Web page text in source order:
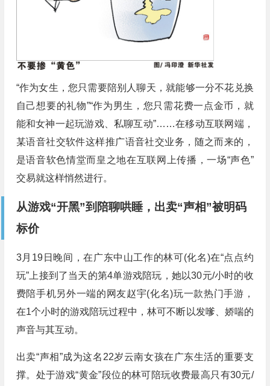
“作为女生，您只需要陪别人聊天，就能够一分不花兑换
自己想要的礼物”“作为男生，您只需花费一点金币，就
能和女神一起玩游戏、私聊互动”……在移动互联网端，
某语音社交软件这样推广语音社交业务，随之而来的，
是语音软色情堂而皇之地在互联网上传播，一场“声色”
交易就这样悄然进行。
从游戏“开黑”到陪聊哄睡，出卖“声相”被明码
标价
3月19日晚间，在广东中山工作的林可(化名)在“点点约
玩”上接到了当天的第4单游戏陪玩，她以30元/小时的收
费陪手机另外一端的网友赵宇(化名)玩一款热门手游，
在1个小时的游戏陪玩过程中，林可不断以发嗲、娇喘的
声音与其互动。
出卖“声相”成为这名22岁云南女孩在广东生活的重要支
撑。处于游戏“黄金”段位的林可陪玩收费最高只有30元/